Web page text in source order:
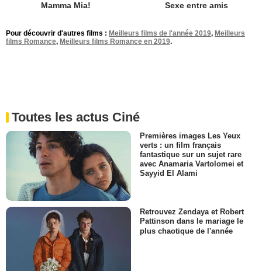
Mamma Mia! Sexe entre amis
Pour découvrir d'autres films : Meilleurs films de l'année 2019, Meilleurs
films Romance, Meilleurs films Romance en 2019.
Toutes les actus Ciné
Premières images Les Yeux
verts : un film français
fantastique sur un sujet rare
avec Anamaria Vartolomei et
Sayyid El Alami
Retrouvez Zendaya et Robert
Pattinson dans le mariage le
plus chaotique de l'année